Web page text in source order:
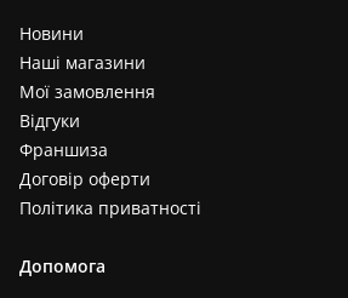
Новини
Наші магазини
Мої замовлення
Відгуки
Франшиза
Договір оферти
Політика приватності
Допомога